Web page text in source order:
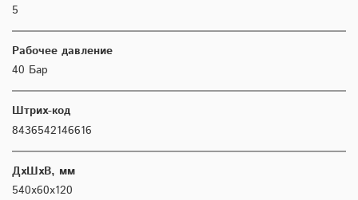
5
Рабочее давление
40 Бар
Штрих-код
8436542146616
ДхШхВ, мм
540х60х120